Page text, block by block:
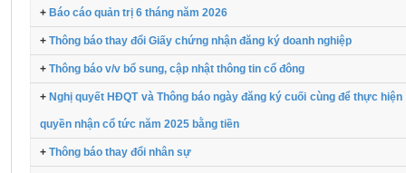
+ Báo cáo quản trị 6 tháng năm 2026
+ Thông báo thay đổi Giấy chứng nhận đăng ký doanh nghiệp
+ Thông báo v/v bổ sung, cập nhật thông tin cổ đông
+ Nghị quyết HĐQT và Thông báo ngày đăng ký cuối cùng để thực hiện
quyền nhận cổ tức năm 2025 bằng tiền
+ Thông báo thay đổi nhân sự